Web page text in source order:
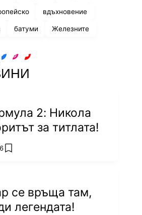
вдъхновение
батуми Железните
2: Никола
за титлата!
add favorites
се връща там,
легендата!